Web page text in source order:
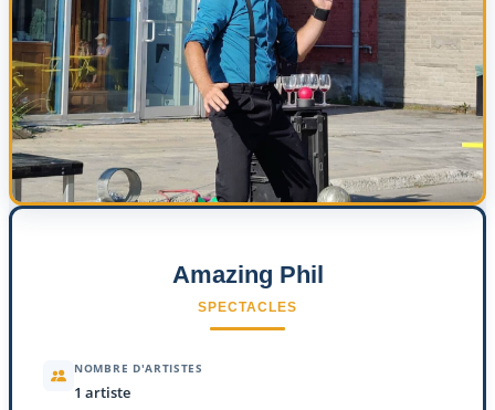
Amazing Phil
SPECTACLES
NOMBRE D'ARTISTES
1 artiste